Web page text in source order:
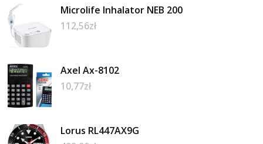
Microlife Inhalator NEB 200
112,56zł
Axel Ax-8102
10,77zł
Lorus RL447AX9G